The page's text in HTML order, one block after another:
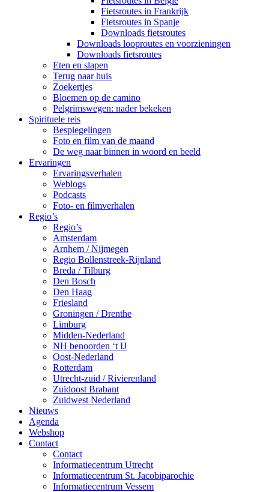
Fietsroutes in Frankrijk
Fietsroutes in Spanje
Downloads fietsroutes
Downloads looproutes en voorzieningen
Downloads fietsroutes
Eten en slapen
Terug naar huis
Zoekertjes
Bloemen op de camino
Pelgrimswegen: nader bekeken
Spirituele reis
Bespiegelingen
Foto en film van de maand
De weg naar binnen in woord en beeld
Ervaringen
Ervaringsverhalen
Weblogs
Podcasts
Foto- en filmverhalen
Regio’s
Regio’s
Amsterdam
Arnhem / Nijmegen
Regio Bollenstreek-Rijnland
Breda / Tilburg
Den Bosch
Den Haag
Friesland
Groningen / Drenthe
Limburg
Midden-Nederland
NH benoorden ‘t IJ
Oost-Nederland
Rotterdam
Utrecht-zuid / Rivierenland
Zuidoost Brabant
Zuidwest Nederland
Nieuws
Agenda
Webshop
Contact
Contact
Informatiecentrum Utrecht
Informatiecentrum St. Jacobiparochie
Informatiecentrum Vessem